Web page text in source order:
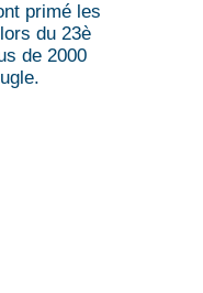
primé les
du 23è
de 2000